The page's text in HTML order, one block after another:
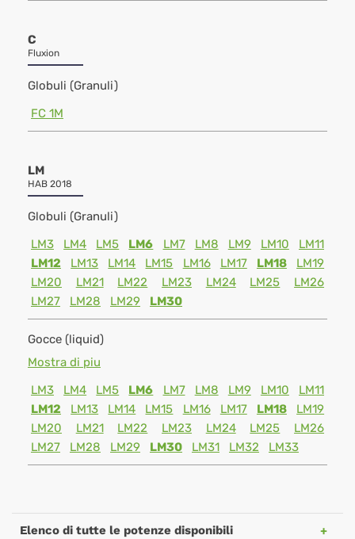
C
Fluxion
Globuli (Granuli)
FC 1M
LM
HAB 2018
Globuli (Granuli)
LM3
LM4 LM5 LM6 LM7 LM8 LM9 LM10
LM11
LM12
LM13 LM14 LM15 LM16 LM17 LM18
LM19
LM20
LM21 LM22 LM23 LM24 LM25
LM26
LM27
LM28 LM29 LM30
Gocce (liquid)
Mostra di piu
LM3
LM4 LM5 LM6 LM7 LM8 LM9 LM10
LM11
LM12
LM13 LM14 LM15 LM16 LM17 LM18
LM19
LM20
LM21 LM22 LM23 LM24 LM25
LM26
LM27
LM28 LM29 LM30 LM31 LM32 LM33
Elenco di tutte le potenze disponibili